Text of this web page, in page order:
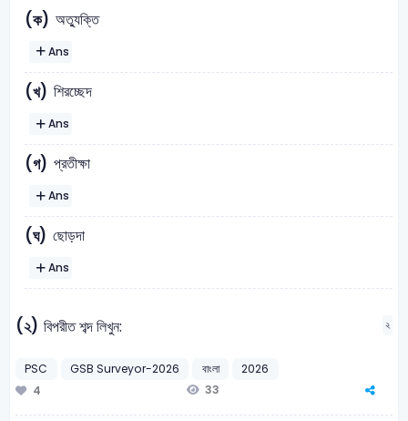
(ক) অত্যুক্তি
Ans
(খ) শিরচ্ছেদ
Ans
(গ) প্রতীক্ষা
Ans
(ঘ) ছোড়দা
Ans
(২) বিপরীত শব্দ লিখুন: ২
PSC GSB Surveyor-2026 বাংলা
2026
4
33